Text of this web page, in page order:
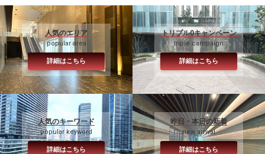
人気のエリア
popular area
詳細はこちら
トリプル0キャンペーン
triple campaign
詳細はこちら
人気のキーワード
popular keyword
詳細はこちら
昨日・本日の新着
new arrival
詳細はこちら